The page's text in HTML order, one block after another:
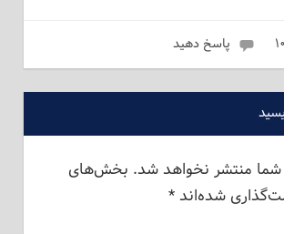
پاسخ دهید
شما منتشر نخواهد شد. بخش‌های
شده‌اند*